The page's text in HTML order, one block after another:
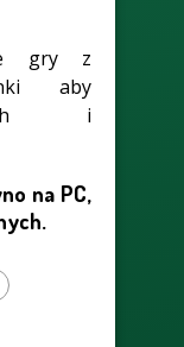
gry z
aby
i
na PC,